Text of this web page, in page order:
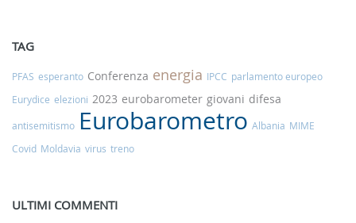
TAG
PFAS esperanto Conferenza energia IPCC parlamento europeo
Eurydice elezioni 2023 eurobarometer giovani difesa
antisemitismo Eurobarometro Albania MIME
Covid Moldavia virus treno
ULTIMI COMMENTI